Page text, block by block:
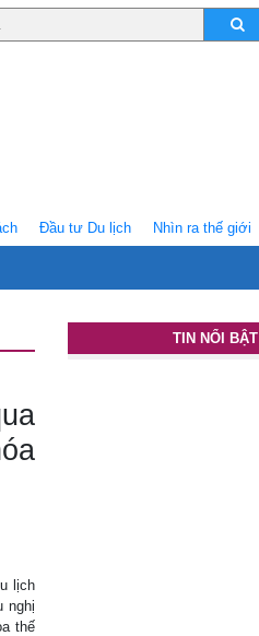
Ðầu tư Du lịch Nhìn ra thế giới
lịch
nghị
thế
TIN NỔI BẬT